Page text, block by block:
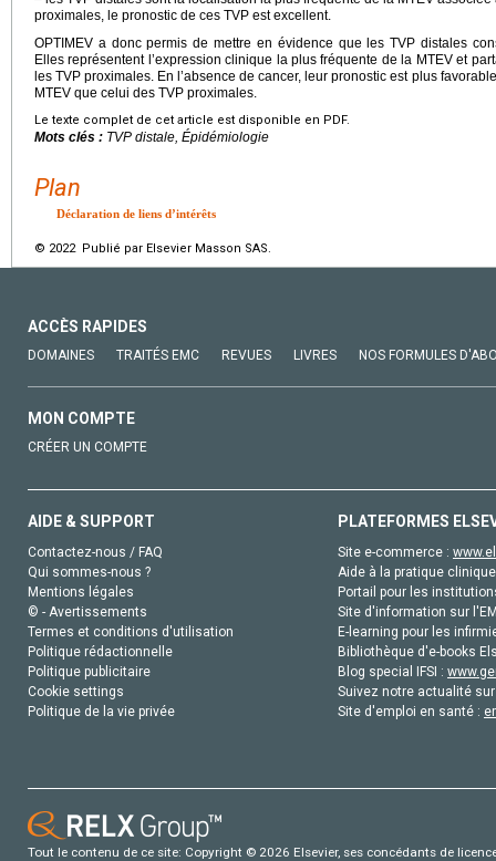
proximales, le pronostic de ces TVP est excellent.
OPTIMEV a donc permis de mettre en évidence que les TVP distales
Elles représentent l’expression clinique la plus fréquente de la MTEV et
les TVP proximales. En l’absence de cancer, leur pronostic est plus
MTEV que celui des TVP proximales.
Le texte complet de cet article est disponible en PDF.
Mots clés : TVP distale, Épidémiologie
Plan
Déclaration de liens d’intérêts
© 2022 Publié par Elsevier Masson SAS.
ACCÈS RAPIDES
DOMAINES TRAITÉS EMC REVUES LIVRES NOS FORMULES
MON COMPTE
CRÉER UN COMPTE
AIDE & SUPPORT
Contactez-nous / FAQ
Qui sommes-nous ?
Mentions légales
© - Avertissements
Termes et conditions d'utilisation
Politique rédactionnelle
Politique publicitaire
Cookie settings
Politique de la vie privée
PLATEFORMES
Site e-commerce :
Aide à la pratique
Portail pour les
Site d'information sur
E-learning pour les
Bibliothèque d'e-books
Blog special IFSI :
Suivez notre actualité
Site d'emploi en santé :
Tout le contenu de ce site: Copyright © 2026 Elsevier, ses concédants de